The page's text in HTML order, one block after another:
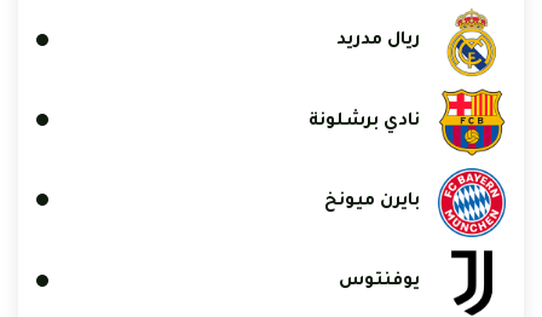
ريال مدريد
نادي برشلونة
بايرن ميونخ
يوفنتوس